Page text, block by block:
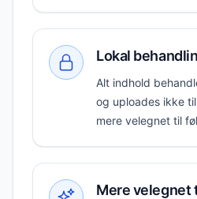
Lokal
Alt indhold
og uploades ikke
mere velegnet til
Mere velegnet